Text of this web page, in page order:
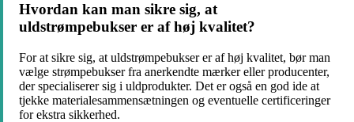
Hvordan kan man sikre sig, at
uldstrømpebukser er af høj kvalitet?
For at sikre sig, at uldstrømpebukser er af høj kvalitet, bør man
vælge strømpebukser fra anerkendte mærker eller producenter,
der specialiserer sig i uldprodukter. Det er også en god ide at
tjekke materialesammensætningen og eventuelle certificeringer
for ekstra sikkerhed.